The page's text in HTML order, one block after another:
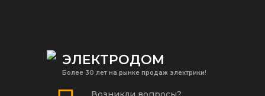
ЭЛЕКТРОДОМ
Более 30 лет на рынке продаж электрики!